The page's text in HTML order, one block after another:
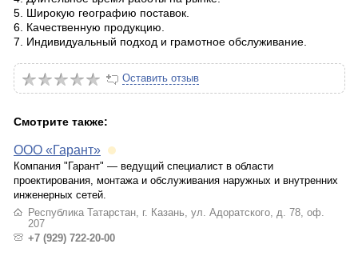
5. Широкую географию поставок.
6. Качественную продукцию.
7. Индивидуальный подход и грамотное обслуживание.
Оставить отзыв
Смотрите также:
ООО «Гарант»
Компания "Гарант" — ведущий специалист в области
проектирования, монтажа и обслуживания наружных и внутренних
инженерных сетей.
Республика Татарстан, г. Казань, ул. Адоратского, д. 78, оф.
207
+7 (929) 722-20-00